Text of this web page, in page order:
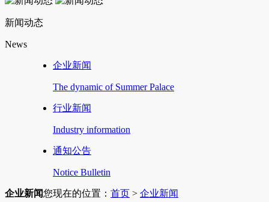
新闻动态
News
企业新闻
The dynamic of Summer Palace
行业新闻
Industry information
通知公告
Notice Bulletin
企业新闻您现在的位置： 首页 > 企业新闻